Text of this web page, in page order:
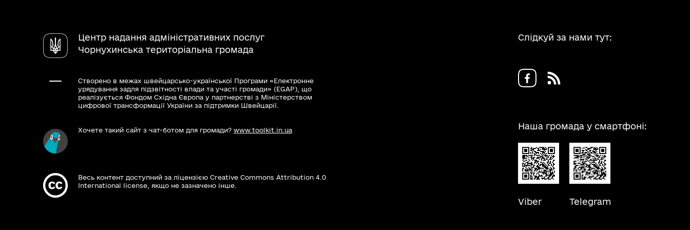
Центр надання адміністративних послуг
Чорнухинська територіальна громада
Створено в межах швейцарсько-української Програми «Електронне
урядування задля підзвітності влади та участі громади» (EGAP), що
реалізується Фондом Східна Європа у партнерстві з Міністерством
цифрової трансформації України за підтримки Швейцарії.
Хочете такий сайт з чат-ботом для громади? www.toolkit.in.ua
Весь контент доступний за ліцензією Creative Commons Attribution 4.0
International license, якщо не зазначено інше.
Слідкуй за нами тут:
Наша громада у смартфоні:
Viber Telegram